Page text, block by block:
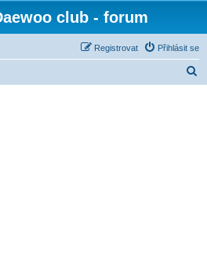
club - forum
Přihlásit se
Registrovat